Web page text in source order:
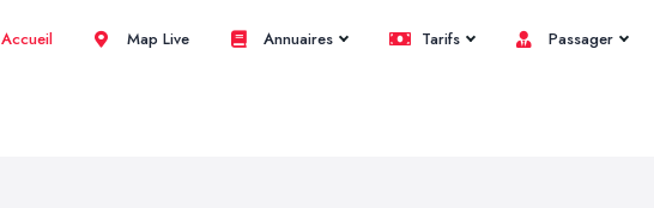
Accueil Map Live Annuaires Tarifs Passager